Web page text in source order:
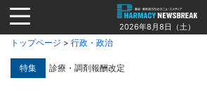
Jump
to
navigation
2026年8月8日（土）
トップページ > 行政・政治
特集 診療・調剤報酬改定